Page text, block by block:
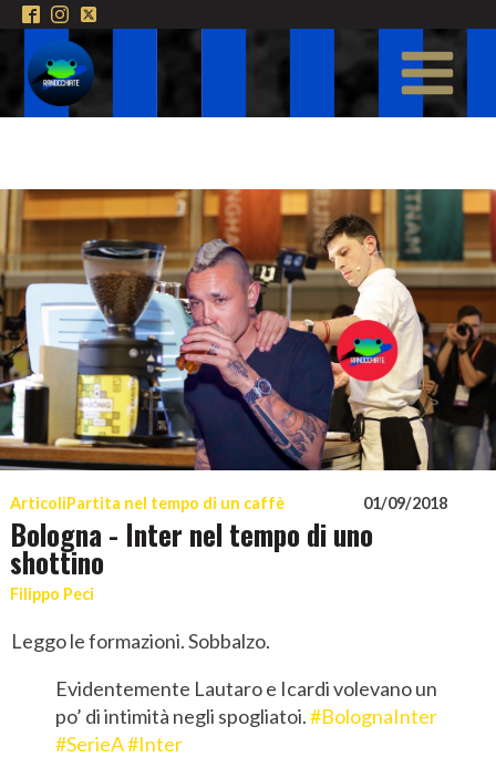
ArticoliPartita nel tempo di un caffè 01/09/2018
Bologna - Inter nel tempo di uno
shottino
Filippo Peci
Leggo le formazioni. Sobbalzo.
Evidentemente Lautaro e Icardi volevano un
po’ di intimità negli spogliatoi.#BolognaInter
#SerieA#Inter